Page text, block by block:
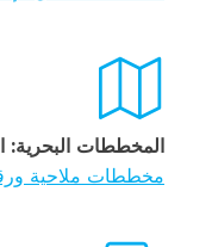
المخططات البحرية:
مخططات ملاحية